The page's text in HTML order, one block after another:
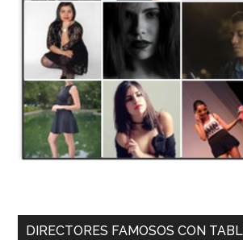
DIRECTORES FAMOSOS CON